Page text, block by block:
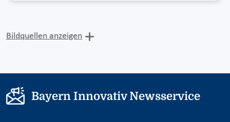
Bildquellen anzeigen
Bayern Innovativ Newsservice